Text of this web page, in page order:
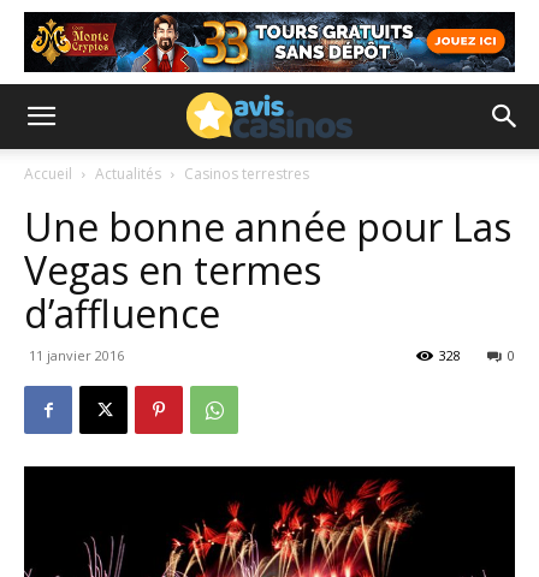
Accueil Actualités Casinos terrestres
Une bonne année pour Las
Vegas en termes
d’affluence
11 janvier 2016 0
328